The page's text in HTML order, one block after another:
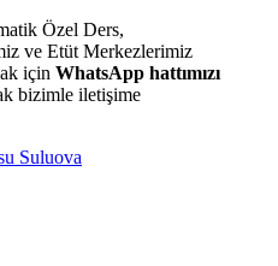
Özel Ders,
ve Etüt Merkezlerimiz
için WhatsApp hattımızı
bizimle iletişime
Suluova